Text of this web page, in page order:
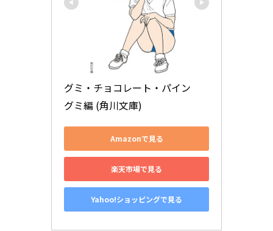
グミ・チョコレート・パイン
グミ編 (角川文庫)
Amazonで見る
楽天市場で見る
Yahoo!ショッピングで見る